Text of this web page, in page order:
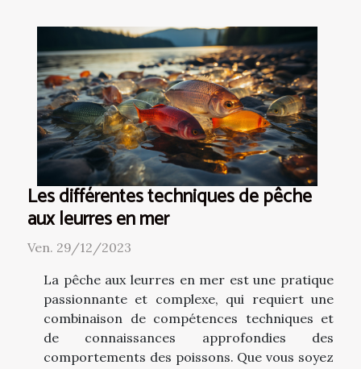
Les différentes techniques de pêche
aux leurres en mer
Ven. 29/12/2023
La pêche aux leurres en mer est une pratique
passionnante et complexe, qui requiert une
combinaison de compétences techniques et
de connaissances approfondies des
comportements des poissons. Que vous soyez